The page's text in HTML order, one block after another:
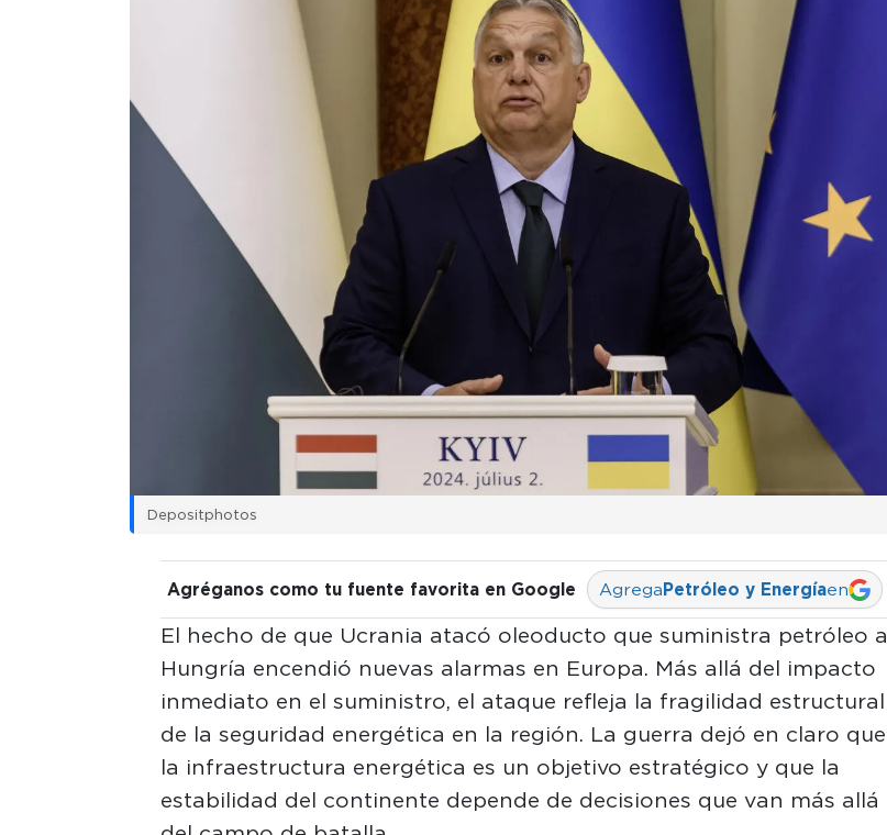
Depositphotos
Agréganos como tu fuente favorita en Google Agrega Petróleo y Energíaen
El hecho de que Ucrania atacó oleoducto que suministra petróleo a
Hungría encendió nuevas alarmas en Europa. Más allá del impacto
inmediato en el suministro, el ataque refleja la fragilidad estructural
de la seguridad energética en la región. La guerra dejó en claro que
la infraestructura energética es un objetivo estratégico y que la
estabilidad del continente depende de decisiones que van más allá